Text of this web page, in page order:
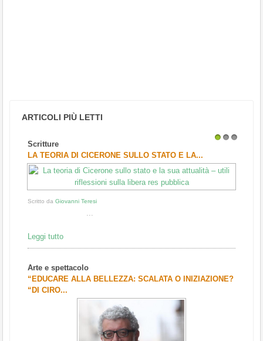
ARTICOLI PIÙ LETTI
Scritture
LA TEORIA DI CICERONE SULLO STATO E LA...
Scritto da Giovanni Teresi
...
Leggi tutto
Arte e spettacolo
“EDUCARE ALLA BELLEZZA: SCALATA O INIZIAZIONE?
“DI CIRO...